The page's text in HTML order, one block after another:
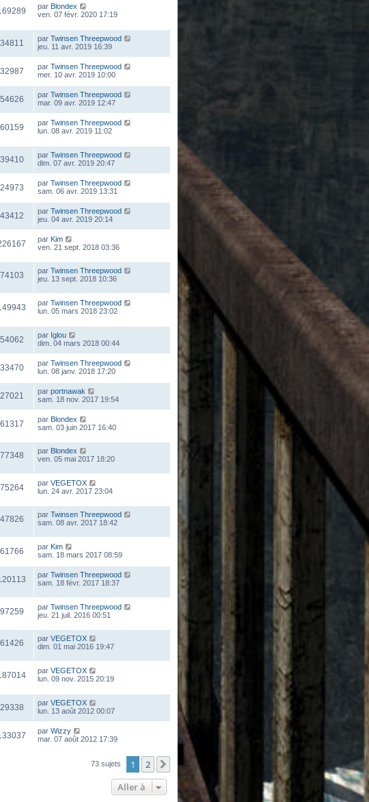
par Blondex
ven. 07 févr. 2020 17:19
34811 par Twinsen Threepwood
jeu. 11 avr. 2019 16:39
32987 par Twinsen Threepwood
mer. 10 avr. 2019 10:00
54626 par Twinsen Threepwood
mar. 09 avr. 2019 12:47
60159 par Twinsen Threepwood
lun. 08 avr. 2019 11:02
39410 par Twinsen Threepwood
dim. 07 avr. 2019 20:47
24973 par Twinsen Threepwood
sam. 06 avr. 2019 13:31
43412 par Twinsen Threepwood
jeu. 04 avr. 2019 20:14
par Kim
ven. 21 sept. 2018 03:36
74103 par Twinsen Threepwood
jeu. 13 sept. 2018 10:36
par Twinsen Threepwood
lun. 05 mars 2018 23:02
54062 par Iglou
dim. 04 mars 2018 00:44
33470 par Twinsen Threepwood
lun. 08 janv. 2018 17:20
27021 par portnawak
sam. 18 nov. 2017 19:54
61317 par Blondex
sam. 03 juin 2017 16:40
77348 par Blondex
ven. 05 mai 2017 18:20
75264 par VEGETOX
lun. 24 avr. 2017 23:04
47826 par Twinsen Threepwood
sam. 08 avr. 2017 18:42
61766 par Kim
sam. 18 mars 2017 08:59
par Twinsen Threepwood
sam. 18 févr. 2017 18:37
97259 par Twinsen Threepwood
jeu. 21 juil. 2016 00:51
61426 par VEGETOX
dim. 01 mai 2016 19:47
par VEGETOX
lun. 09 nov. 2015 20:19
29338 par VEGETOX
lun. 13 août 2012 00:07
par Wizzy
mar. 07 août 2012 17:39
73 sujets 1 2 Suivante
Aller à